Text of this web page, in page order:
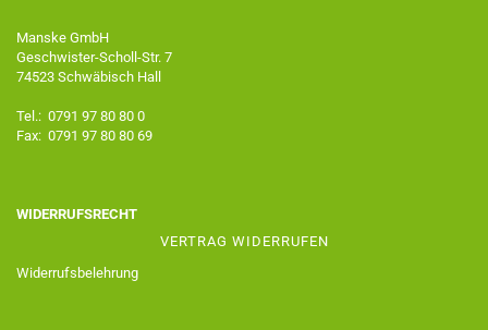
Manske GmbH
Geschwister-Scholl-Str. 7
74523 Schwäbisch Hall
Tel.: 0791 97 80 80 0
Fax: 0791 97 80 80 69
WIDERRUFSRECHT
VERTRAG WIDERRUFEN
Widerrufsbelehrung